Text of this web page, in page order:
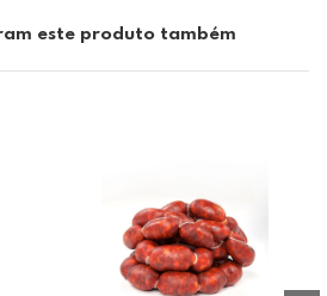
este produto também